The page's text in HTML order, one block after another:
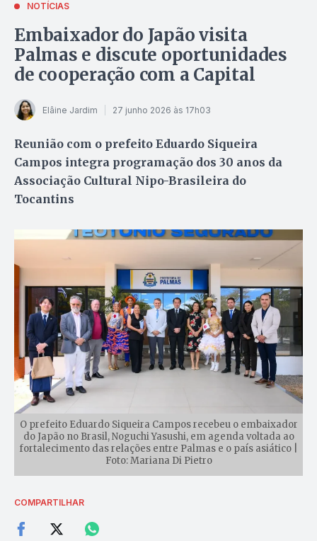
NOTÍCIAS
Embaixador do Japão visita
Palmas e discute oportunidades
de cooperação com a Capital
Elâine Jardim 27 junho 2026 às 17h03
Reunião com o prefeito Eduardo Siqueira
Campos integra programação dos 30 anos da
Associação Cultural Nipo-Brasileira do
Tocantins
O prefeito Eduardo Siqueira Campos recebeu o embaixador
do Japão no Brasil, Noguchi Yasushi, em agenda voltada ao
fortalecimento das relações entre Palmas e o país asiático |
Foto: Mariana Di Pietro
COMPARTILHAR